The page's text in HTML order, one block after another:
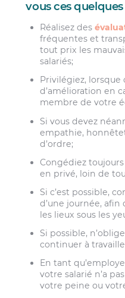
vous ces
Réalisez des
fréquentes et
tout prix les
salariés;
Privilégiez, lorsque
d’amélioration en
membre de votre
Si vous devez
empathie,
d’ordre;
Congédiez
en privé, loin de
Si c’est possible,
d’une journée, afin
les lieux sous les
Si possible,
continuer à
En tant
votre salarié n’a
votre peine ou